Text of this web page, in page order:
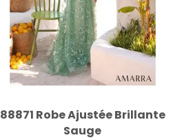
88871 Robe Ajustée Brillante
Sauge